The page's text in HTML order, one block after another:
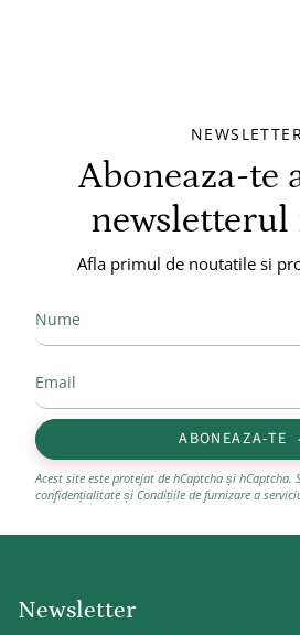
Aboneaza-te
Afla primul de noutatile si
ABONEAZA-TE
Acest site este protejat de hCaptcha și hCaptcha.
confidențialitate și Condițiile de furnizare a
Newsletter